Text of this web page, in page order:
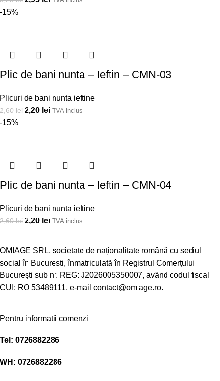
-15%
Plic de bani nunta – Ieftin – CMN-03
Plicuri de bani nunta ieftine
2,60lei 2,20 lei TVA inclus
-15%
Plic de bani nunta – Ieftin – CMN-04
Plicuri de bani nunta ieftine
2,60lei 2,20 lei TVA inclus
OMIAGE SRL, societate de naționalitate română cu sediul
social în Bucuresti, înmatriculată în Registrul Comerțului
București sub nr. REG: J2026005350007, având codul fiscal
CUI: RO 53489111, e-mail contact@omiage.ro.
Pentru informatii comenzi
Tel: 0726882286
WH: 0726882286